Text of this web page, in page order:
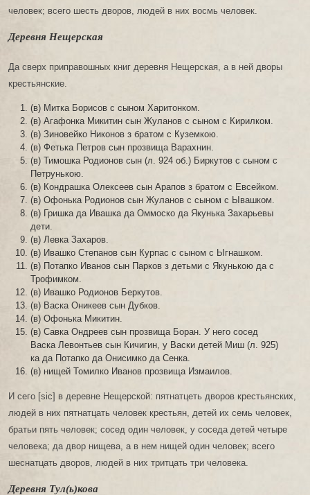
человек; всего шесть дворов, людей в них восмь человек.
Деревня Нещерская
Да сверх приправошных книг деревня Нещерская, а в ней дворы
крестьянские.
(в) Митка Борисов с сыном Харитонком.
(в) Агафонка Микитин сын Жуланов с сыном с Кирилком.
(в) Зиновейко Никонов з братом с Куземкою.
(в) Фетька Петров сын прозвища Варахнин.
(в) Тимошка Родионов сын (л. 924 об.) Биркутов с сыном с
Петрунькою.
(в) Кондрашка Олексеев сын Арапов з братом с Евсейком.
(в) Офонька Родионов сын Жуланов с сыном с Ывашком.
(в) Гришка да Ивашка да Оммоско да Якунька Захарьевы
дети.
(в) Левка Захаров.
(в) Ивашко Степанов сын Курпас с сыном с Ыгнашком.
(в) Потапко Иванов сын Парков з детьми с Якунькою да с
Трофимком.
(в) Ивашко Родионов Беркутов.
(в) Васка Оникеев сын Дубков.
(в) Офонька Микитин.
(в) Савка Ондреев сын прозвища Боран. У него сосед
Васка Левонтьев сын Кичигин, у Васки детей Миш (л. 925)
ка да Потапко да Онисимко да Сенка.
(в) нищей Томилко Иванов прозвища Измаилов.
И сего [sic] в деревне Нещерской: пятнатцеть дворов крестьянских,
людей в них пятнатцать человек крестьян, детей их семь человек,
братьи пять человек; сосед один человек, у соседа детей четыре
человека; да двор нищева, а в нем нищей один человек; всего
шеснатцать дворов, людей в них тритцать три человека.
Деревня Тул(ь)кова